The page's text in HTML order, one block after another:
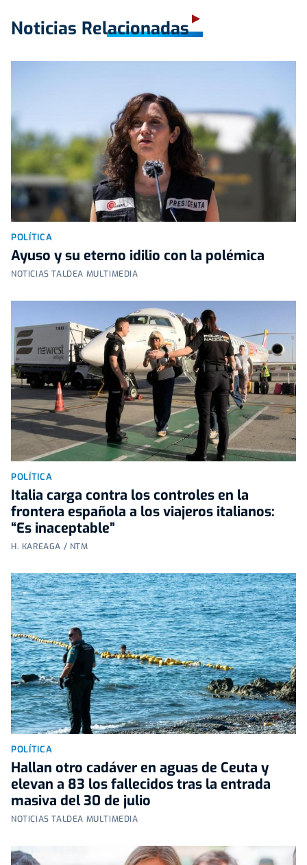
Noticias Relacionadas
POLÍTICA
Ayuso y su eterno idilio con la polémica
NOTICIAS TALDEA MULTIMEDIA
POLÍTICA
Italia carga contra los controles en la
frontera española a los viajeros italianos:
“Es inaceptable”
H. KAREAGA / NTM
POLÍTICA
Hallan otro cadáver en aguas de Ceuta y
elevan a 83 los fallecidos tras la entrada
masiva del 30 de julio
NOTICIAS TALDEA MULTIMEDIA